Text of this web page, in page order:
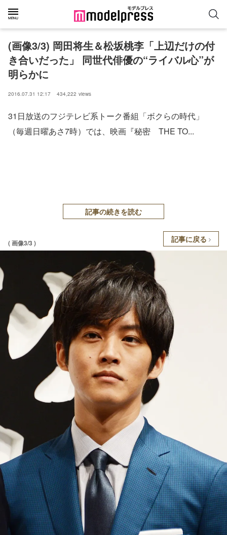
(画像3/3) 岡田将生＆松坂桃李「上辺だけの付
き合いだった」 同世代俳優の“ライバル心”が
明らかに
2016.07.31 12:17 434,222 views
31日放送のフジテレビ系トーク番組「ボクらの時代」
（毎週日曜あさ7時）では、映画『秘密 THE TO...
記事の続きを読む
( 画像3/3 ) 記事に戻る